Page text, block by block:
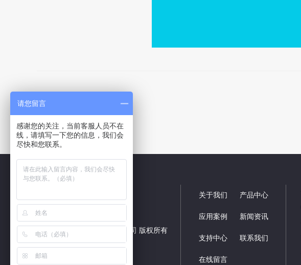
下一个：高清混合矩阵
深圳市深创远数码技术有限公司 版权所有
备案号：粤ICP备08023350号
网站制作：
关于我们 产品中心
应用案例 新闻资讯
支持中心 联系我们
在线留言
请您留言
感谢您的关注，当前客服人员不在
线，请填写一下您的信息，我们会
尽快和您联系。